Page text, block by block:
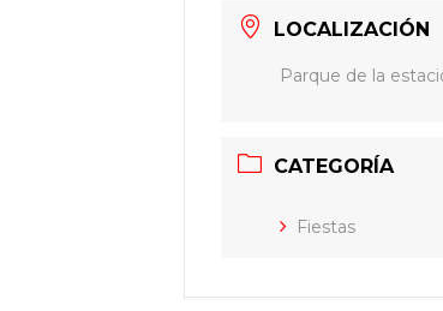
LOCALIZACIÓN
Parque de la
CATEGORÍA
Fiestas